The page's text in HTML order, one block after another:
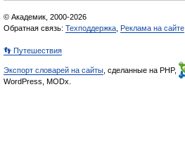
© Академик, 2000-2026
Обратная связь: Техподдержка Реклама на сайте
👣 Путешествия
Экспорт словарей на сайты , сделанные на PHP,
WordPress, MODx.